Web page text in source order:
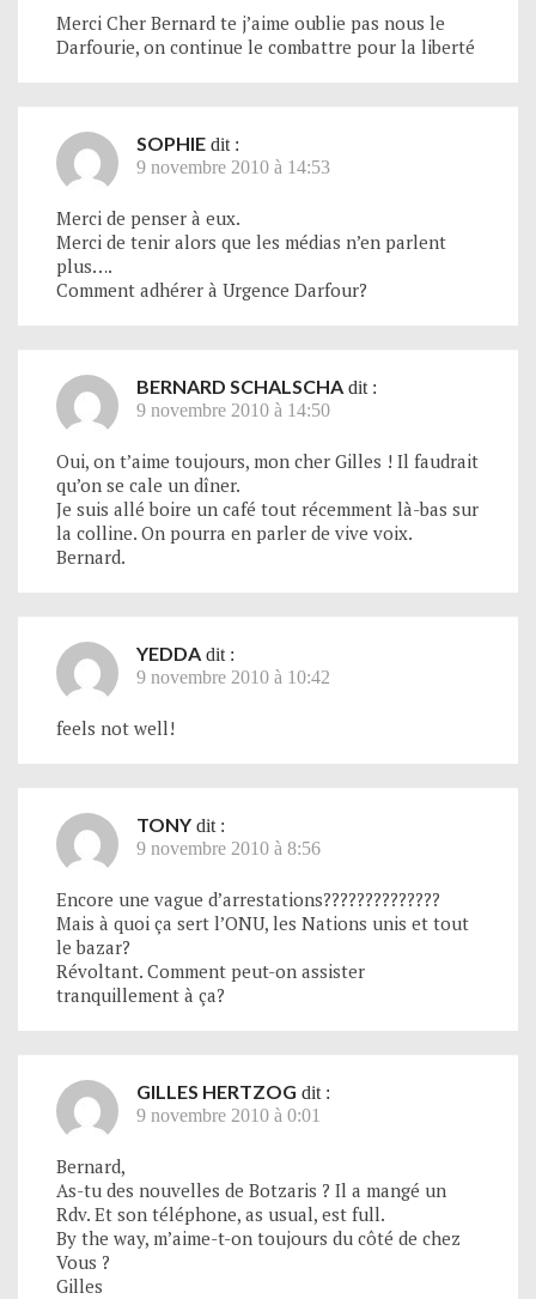
Merci Cher Bernard te j’aime oublie pas nous le
Darfourie, on continue le combattre pour la liberté
SOPHIE dit :
9 novembre 2010 à 14:53
Merci de penser à eux.
Merci de tenir alors que les médias n’en parlent
plus….
Comment adhérer à Urgence Darfour?
BERNARD SCHALSCHA dit :
9 novembre 2010 à 14:50
Oui, on t’aime toujours, mon cher Gilles ! Il faudrait
qu’on se cale un dîner.
Je suis allé boire un café tout récemment là-bas sur
la colline. On pourra en parler de vive voix.
Bernard.
YEDDA dit :
9 novembre 2010 à 10:42
feels not well!
TONY dit :
9 novembre 2010 à 8:56
Encore une vague d’arrestations??????????????
Mais à quoi ça sert l’ONU, les Nations unis et tout
le bazar?
Révoltant. Comment peut-on assister
tranquillement à ça?
GILLES HERTZOG dit :
9 novembre 2010 à 0:01
Bernard,
As-tu des nouvelles de Botzaris ? Il a mangé un
Rdv. Et son téléphone, as usual, est full.
By the way, m’aime-t-on toujours du côté de chez
Vous ?
Gilles